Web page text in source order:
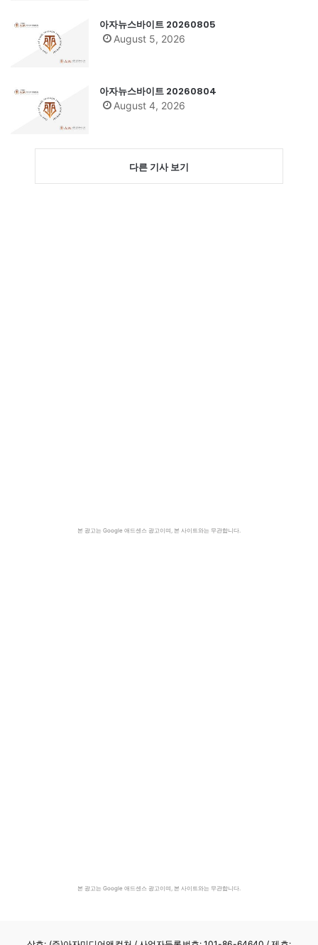
아자뉴스바이트 20260805
August 5, 2026
아자뉴스바이트 20260804
August 4, 2026
다른 기사 보기
본 광고는 Google 애드센스 광고이며, 본 사이트와는 무관합니다.
본 광고는 Google 애드센스 광고이며, 본 사이트와는 무관합니다.